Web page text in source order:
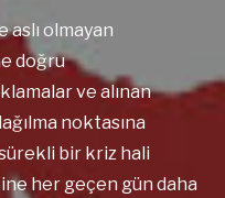
aslı olmayan
doğru
ve alınan
noktasına
bir kriz hali
her geçen gün daha